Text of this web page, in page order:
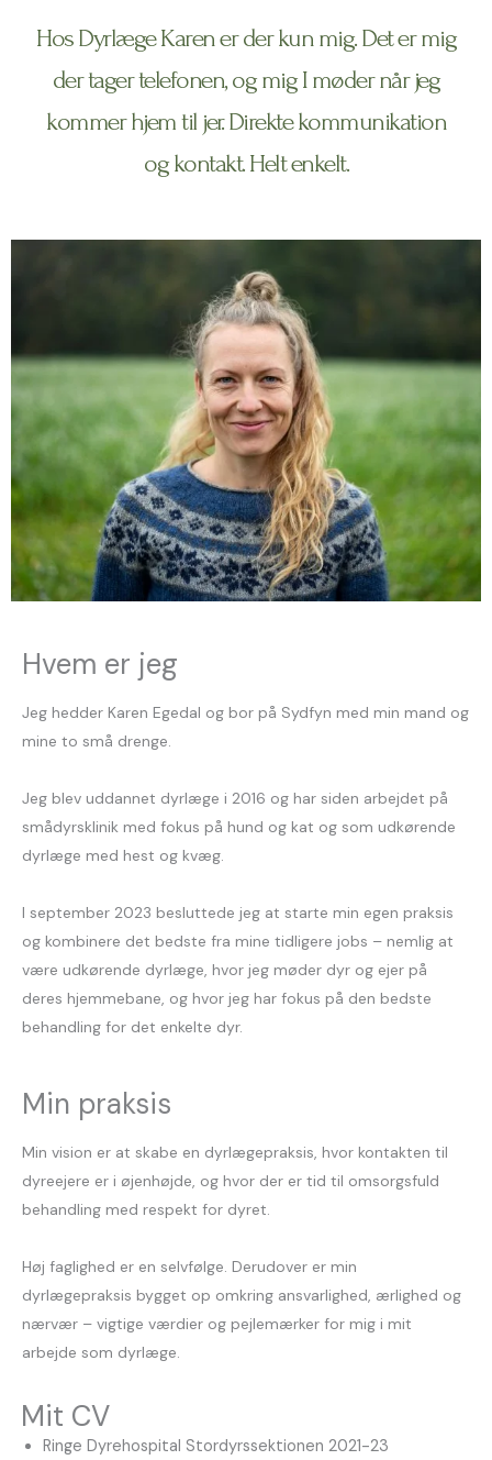
Hos Dyrlæge Karen er der kun mig. Det er mig
der tager telefonen, og mig I møder når jeg
kommer hjem til jer. Direkte kommunikation
og kontakt. Helt enkelt.
Hvem er jeg
Jeg hedder Karen Egedal og bor på Sydfyn med min mand og
mine to små drenge.
Jeg blev uddannet dyrlæge i 2016 og har siden arbejdet på
smådyrsklinik med fokus på hund og kat og som udkørende
dyrlæge med hest og kvæg.
I september 2023 besluttede jeg at starte min egen praksis
og kombinere det bedste fra mine tidligere jobs – nemlig at
være udkørende dyrlæge, hvor jeg møder dyr og ejer på
deres hjemmebane, og hvor jeg har fokus på den bedste
behandling for det enkelte dyr.
Min praksis
Min vision er at skabe en dyrlægepraksis, hvor kontakten til
dyreejere er i øjenhøjde, og hvor der er tid til omsorgsfuld
behandling med respekt for dyret.
Høj faglighed er en selvfølge. Derudover er min
dyrlægepraksis bygget op omkring ansvarlighed, ærlighed og
nærvær – vigtige værdier og pejlemærker for mig i mit
arbejde som dyrlæge.
Mit CV
Ringe Dyrehospital Stordyrssektionen 2021-23